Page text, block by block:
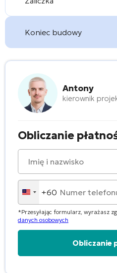
Koniec budowy
Antony
kierownik
Obliczanie
Malaysia
+60
+60
*Przesyłając formularz, wyrażasz
danych osobowych